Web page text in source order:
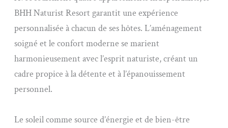
BHH Naturist Resort garantit une expérience
personnalisée à chacun de ses hôtes. L’aménagement
soigné et le confort moderne se marient
harmonieusement avec l’esprit naturiste, créant un
cadre propice à la détente et à l’épanouissement
personnel.
Le soleil comme source d’énergie et de bien-être